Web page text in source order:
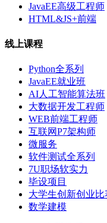
JavaEE高级工程师
HTML&JS+前端
线上课程
Python全系列
JavaEE就业班
AI人工智能算法班
大数据开发工程师
WEB前端工程师
互联网P7架构师
微服务
软件测试全系列
7U职场软实力
毕设项目
大学生创新创业比
数学建模